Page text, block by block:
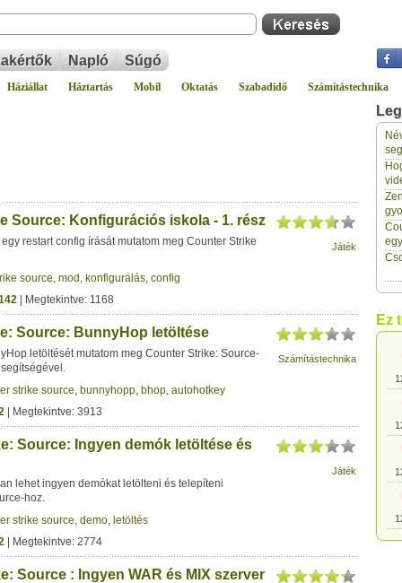
Napló Súgó
Háziállat Háztartás Mobil Oktatás Szabadidő Számítástechnika
Source: Konfigurációs iskola - 1. rész
restart config írását mutatom meg Counter Strike
source, mod , konfigurálás, config
| Megtekintve: 1168
Játék
Source: BunnyHop letöltése
letöltését mutatom meg Counter Strike: Source-
strike source, bunnyhopp, bhop, autohotkey
| Megtekintve: 3913
Számítástechnika
Source: Ingyen demók letöltése és
lehet ingyen demókat letölteni és telepíteni
hoz.
strike source, demo, letöltés
| Megtekintve: 2774
Játék
Source : Ingyen WAR és MIX szerver
Ez